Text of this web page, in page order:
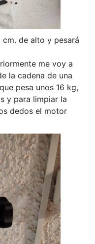
de alto y pesará
me voy a
la cadena de una
pesa unos 16 kg,
y para limpiar la
dedos el motor